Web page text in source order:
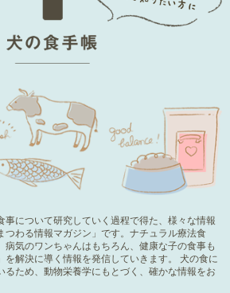
事について研究していく過程で得た、様々な情報
つわる情報マガジン」です。ナチュラル療法食
病気のワンちゃんはもちろん、健康な子の食事も
を解決に導く情報を発信していきます。 犬の食に
るため、動物栄養学にもとづく、確かな情報をお